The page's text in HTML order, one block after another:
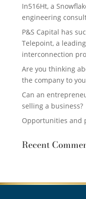
In516Ht, a
engineering
P&S Capital has
Telepoint, a
interconnection
Are you thinking
the company to
Can an
selling a business?
Opportunities and
Recent